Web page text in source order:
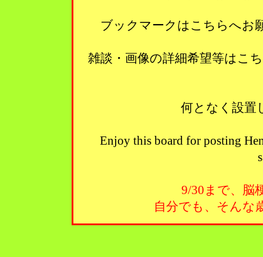
ブックマークはこちらへ
雑談・画像の詳細希望等は
何となく設
Enjoy this board for posting
9/30まで、脳
自分でも、そんな